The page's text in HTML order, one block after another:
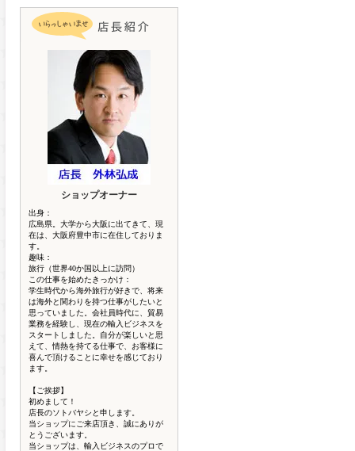
ショップオーナー
出身：
広島県。大学から大阪に出てきて、現
在は、大阪府豊中市に在住しておりま
す。
趣味：
旅行（世界40か国以上に訪問）
この仕事を始めたきっかけ：
学生時代から海外旅行が好きで、将来
は海外と関わりを持つ仕事がしたいと
思っていました。会社員時代に、貿易
業務を経験し、現在の輸入ビジネスを
スタートしました。自分が楽しいと思
えて、情熱を持てる仕事で、お客様に
喜んで頂けることに幸せを感じており
ます。
【ご挨拶】
初めまして！
店長のソトバヤシと申します。
当ショップにご来店頂き、誠にありが
とうございます。
当ショップは、輸入ビジネスのプロで